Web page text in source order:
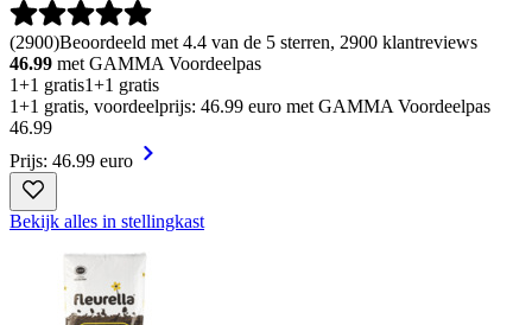
(2900)Beoordeeld met 4.4 van de 5 sterren, 2900 klantreviews
46.99 met GAMMA Voordeelpas
1+1 gratis1+1 gratis
1+1 gratis, voordeelprijs: 46.99 euro met GAMMA Voordeelpas
46.99
Prijs: 46.99 euro
Bekijk alles in stellingkast